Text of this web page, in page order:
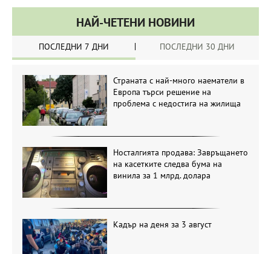
НАЙ-ЧЕТЕНИ НОВИНИ
ПОСЛЕДНИ 7 ДНИ ПОСЛЕДНИ 30 ДНИ
Страната с най-много наематели в
Европа търси решение на
проблема с недостига на жилища
Носталгията продава: Завръщането
на касетките следва бума на
винила за 1 млрд. долара
Кадър на деня за 3 август